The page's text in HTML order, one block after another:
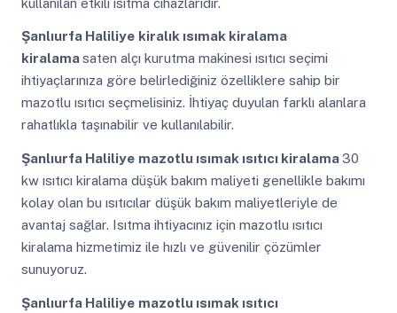
Şanlıurfa Haliliye kiralık ısımak kiralama
kiralamasaten alçı kurutma makinesi ısıtıcı seçimi
ihtiyaçlarınıza göre belirlediğiniz özelliklere sahip bir
mazotlu ısıtıcı seçmelisiniz. İhtiyaç duyulan farklı alanlara
rahatlıkla taşınabilir ve kullanılabilir.
Şanlıurfa Haliliye mazotlu ısımak ısıtıcı kiralama30
kw ısıtıcı kiralama düşük bakım maliyeti genellikle bakımı
kolay olan bu ısıtıcılar düşük bakım maliyetleriyle de
avantaj sağlar. Isıtma ihtiyacınız için mazotlu ısıtıcı
kiralama hizmetimiz ile hızlı ve güvenilir çözümler
sunuyoruz.
Şanlıurfa Haliliye mazotlu ısımak ısıtıcı